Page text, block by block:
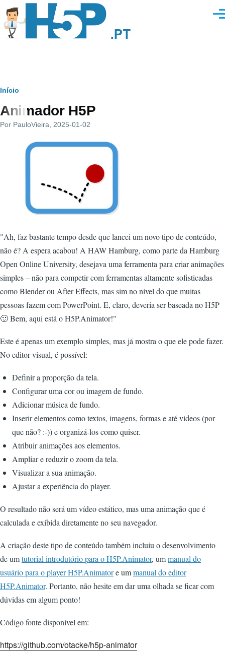
Passar para o conteúdo principal
Navegação
estrutural
Início
Animador H5P
Por PauloVieira , 2025-01-02
"Ah, faz bastante tempo desde que lancei um novo tipo de conteúdo,
não é? A espera acabou! A HAW Hamburg, como parte da Hamburg
Open Online University, desejava uma ferramenta para criar animações
simples – não para competir com ferramentas altamente sofisticadas
como Blender ou After Effects, mas sim no nível do que muitas
pessoas fazem com PowerPoint. E, claro, deveria ser baseada no H5P
🙂 Bem, aqui está o H5P.Animator!"
Este é apenas um exemplo simples, mas já mostra o que ele pode fazer.
No editor visual, é possível:
Definir a proporção da tela.
Configurar uma cor ou imagem de fundo.
Adicionar música de fundo.
Inserir elementos como textos, imagens, formas e até vídeos (por
que não? :-)) e organizá-los como quiser.
Atribuir animações aos elementos.
Ampliar e reduzir o zoom da tela.
Visualizar a sua animação.
Ajustar a experiência do player.
O resultado não será um vídeo estático, mas uma animação que é
calculada e exibida diretamente no seu navegador.
A criação deste tipo de conteúdo também incluiu o desenvolvimento
de umtutorial introdutório para o H5P.Animator, ummanual do
usuário para o player H5P.Animatore ummanual do editor
H5P.Animator. Portanto, não hesite em dar uma olhada se ficar com
dúvidas em algum ponto!
Código fonte disponível em:
https://github.com/otacke/h5p-animator